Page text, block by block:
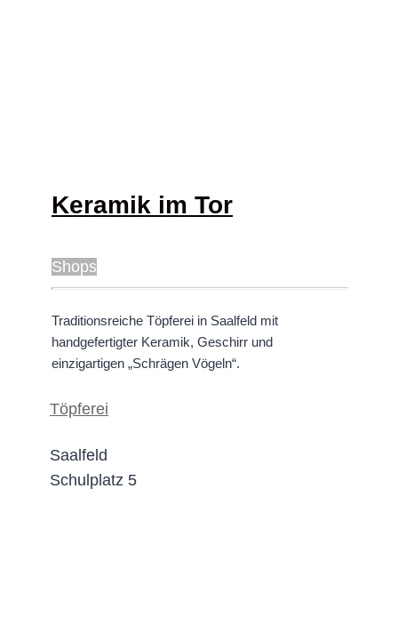
Keramik im Tor
Shops
Traditionsreiche Töpferei in Saalfeld mit
handgefertigter Keramik, Geschirr und
einzigartigen „Schrägen Vögeln“.
Töpferei
Saalfeld
Schulplatz 5